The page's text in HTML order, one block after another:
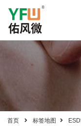
首页 标签地图